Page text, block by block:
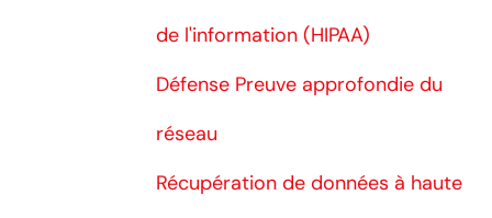
de l'information (HIPAA)
Défense Preuve approfondie du
réseau
Récupération de données à haute